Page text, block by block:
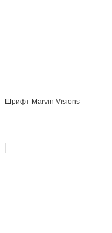
Шрифт Marvin Visions